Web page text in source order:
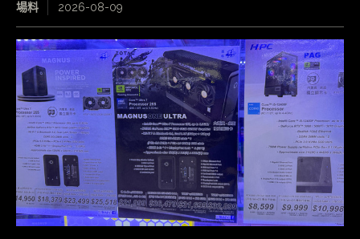
場料 2026-08-09